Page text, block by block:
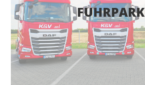
FUHRPARK